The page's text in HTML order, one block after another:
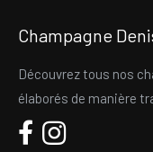
Champagne
Découvrez tous nos
élaborés de manière